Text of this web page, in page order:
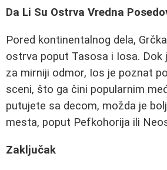
Da Li Su Ostrva Vredna
Pored kontinentalnog dela,
ostrva poput Tasosa i Iosa. Dok
za mirniji odmor, Ios je poznat
sceni, što ga čini popularnim
putujete sa decom, možda je
mesta, poput Pefkohorija ili
Zaključak